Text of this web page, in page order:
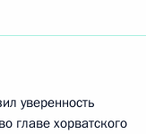
уверенность
главе хорватского